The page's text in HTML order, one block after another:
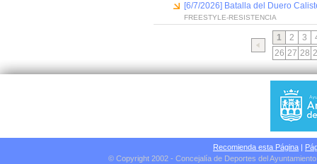
[6/7/2026] Batalla del Duero
FREESTYLE-RESISTENCIA
1 2 3
26 27 28
Recomienda esta Página |
© Copyright 2002 - Concejalía de Deportes del